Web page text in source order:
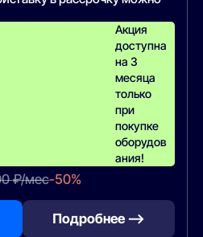
Акция
доступна
на 3
месяца
только
при
покупке
оборудов
ания!
₽/мес-50%
Подробнее —>